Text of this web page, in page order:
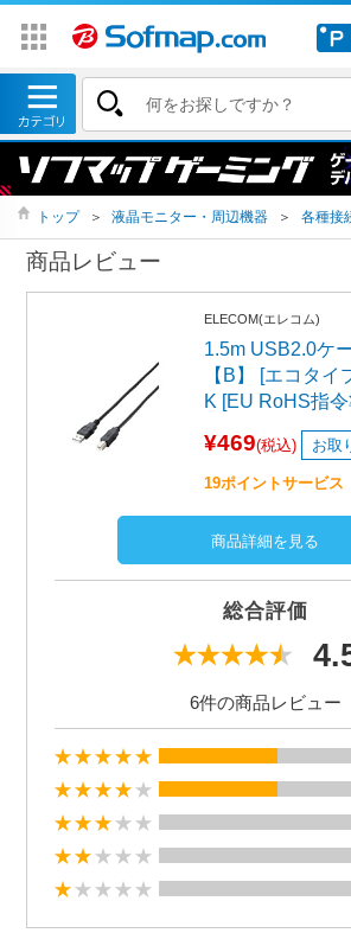
トップ ＞ 液晶モニター・周辺機器 ＞ 各種接
商品レビュー
ELECOM(エレコム)
1.5m USB2.0ケ
【B】 [エコタ
K [EU RoHS指
¥469(税込) お取
19ポイントサービス
商品詳細を見る
総合評価
6件の商品レビュー